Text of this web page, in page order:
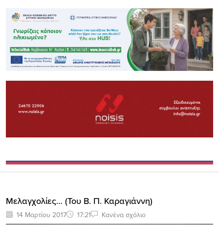
Μελαγχολίες… (Του Β. Π. Καραγιάννη)
14 Μαρτίου 2017 17:21 Κανένα σχόλιο